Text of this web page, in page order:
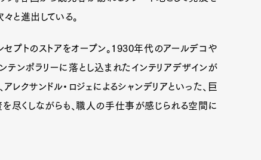
と進出している。
セプトのストアをオープン。1930年代のアールデコや
テンポラリーに落とし込まれたインテリアデザインが
アレクサンドル・ロジェによるシャンデリアといった、巨
尽くしながらも、職人の手仕事が感じられる空間に